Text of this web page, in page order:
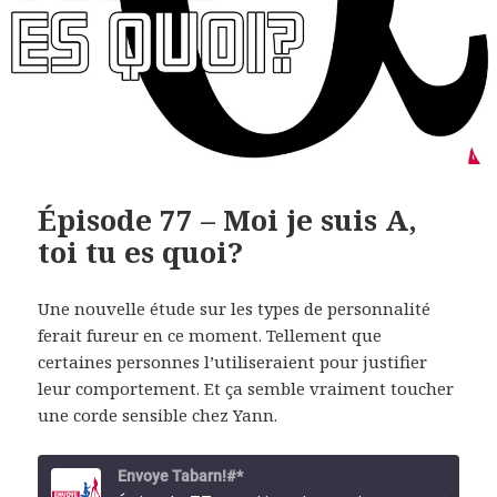
Épisode 77 – Moi je suis A,
toi tu es quoi?
Une nouvelle étude sur les types de personnalité
ferait fureur en ce moment. Tellement que
certaines personnes l’utiliseraient pour justifier
leur comportement. Et ça semble vraiment toucher
une corde sensible chez Yann.
Envoye Tabarn!#*